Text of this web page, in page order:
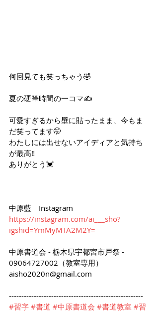
何回見ても笑っちゃう🤣
夏の硬筆時間の一コマ✍️
可愛すぎるから壁に貼ったまま、今もま
だ笑ってます🤭
わたしには出せないアイディアと気持ち
が最高‼︎
ありがとう💓
中原藍　Instagram
https://instagram.com/ai___sho?
igshid=YmMyMTA2M2Y=
中原書道会 - 栃木県宇都宮市戸祭 -
09064727002（教室専用）
aisho2020n@gmail.com
------------------------------------------------------
#習字 #書道 #中原書道会 #書道教室 #習